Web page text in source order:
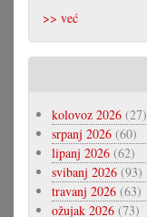
>> već
kolovoz 2026 (27)
srpanj 2026 (60)
lipanj 2026 (62)
svibanj 2026 (93)
travanj 2026 (63)
ožujak 2026 (73)